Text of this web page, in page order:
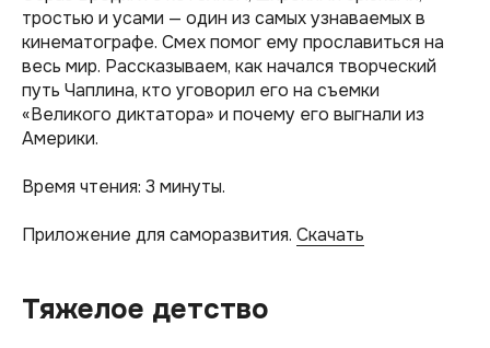
тростью и усами — один из самых узнаваемых в
кинематографе. Смех помог ему прославиться на
весь мир. Рассказываем, как начался творческий
путь Чаплина, кто уговорил его на съемки
«Великого диктатора» и почему его выгнали из
Америки.
Время чтения: 3 минуты.
Приложение для саморазвития. Скачать
Тяжелое детство